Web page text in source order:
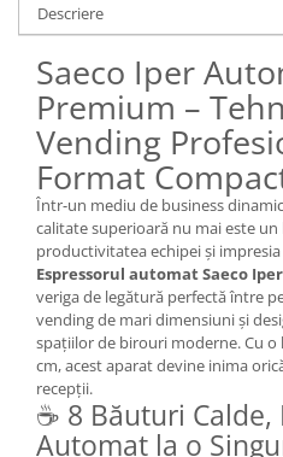
Descriere
Saeco Iper
Premium –
Vending
Format
Într-un mediu de business
calitate superioară nu mai este
productivitatea echipei și
Espressorul automat Saeco
veriga de legătură perfectă între
vending de mari dimensiuni și
spațiilor de birouri moderne. Cu
cm, acest aparat devine inima
recepții.
☕ 8 Băuturi
Automat la o